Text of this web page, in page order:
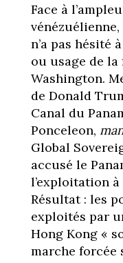
Face à
n’a pas hésité
ou usage de
Washington.
de Donald
Canal du
Ponceleon,
Global
accusé le
l’exploitation
Résultat : les
exploités par
Hong Kong «
marche forcée